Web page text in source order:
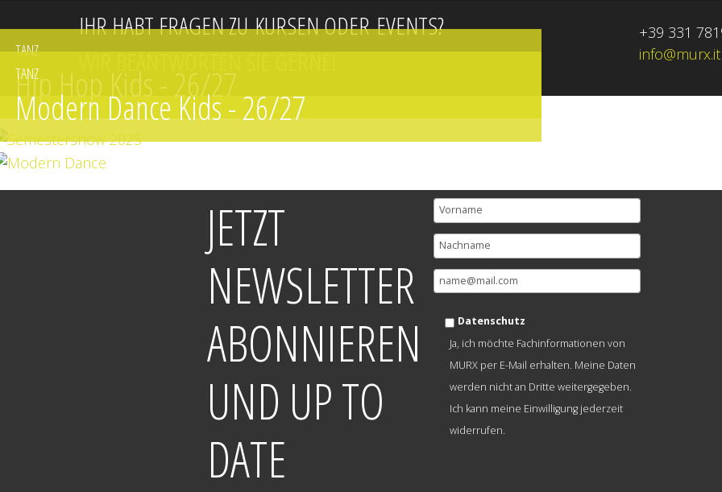
IHR HABT FRAGEN ZU KURSEN ODER EVENTS?
WIR BEANTWORTEN SIE GERNE!
+39 331
info@murx.it
TANZ
Hip Hop Kids - 26/27
TANZ
Modern Dance Kids - 26/27
JETZT
NEWSLETTER
ABONNIEREN
UND UP TO
DATE
Datenschutz
Ja, ich möchte Fachinformationen von
MURX per E-Mail erhalten. Meine Daten
werden nicht an Dritte weitergegeben.
Ich kann meine Einwilligung jederzeit
widerrufen.